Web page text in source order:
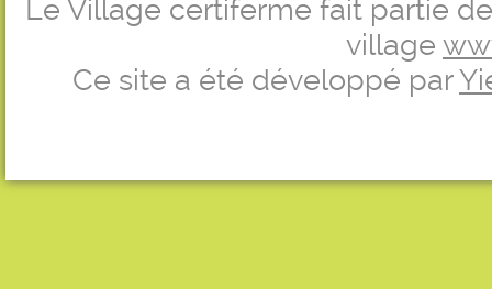
Le Village certiferme fait partie
village
Ce site a été développé par